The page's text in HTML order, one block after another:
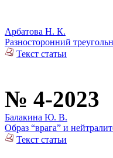
Арбатова Н. К.
Разносторонний
Текст статьи
№ 4-2023
Балакина Ю. В.
Образ “врага” и
Текст статьи